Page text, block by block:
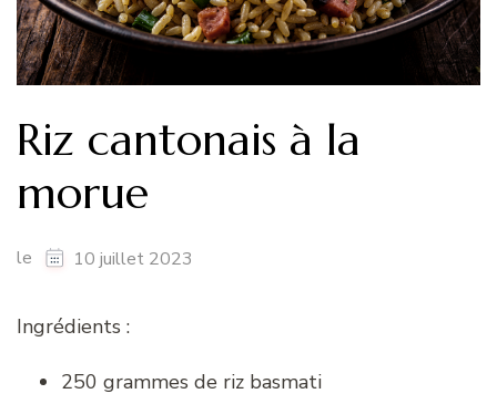
Riz cantonais à la
morue
le 10 juillet 2023
Ingrédients :
250 grammes de riz basmati